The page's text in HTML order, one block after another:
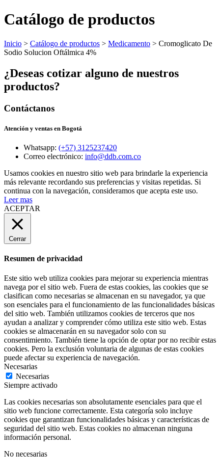
Catálogo de productos
Inicio > Catálogo de productos > Medicamento > Cromoglicato De
Sodio Solucion Oftálmica 4%
¿Deseas cotizar alguno de nuestros
productos?
Contáctanos
Atención y ventas en Bogotá
Whatsapp: (+57) 3125237420
Correo electrónico: info@ddb.com.co
Usamos cookies en nuestro sitio web para brindarle la experiencia
más relevante recordando sus preferencias y visitas repetidas. Si
continua con la navegación, consideramos que acepta este uso.
Leer mas
ACEPTAR
Cerrar
Resumen de privacidad
Este sitio web utiliza cookies para mejorar su experiencia mientras
navega por el sitio web. Fuera de estas cookies, las cookies que se
clasifican como necesarias se almacenan en su navegador, ya que
son esenciales para el funcionamiento de las funcionalidades básicas
del sitio web. También utilizamos cookies de terceros que nos
ayudan a analizar y comprender cómo utiliza este sitio web. Estas
cookies se almacenarán en su navegador solo con su
consentimiento. También tiene la opción de optar por no recibir estas
cookies. Pero la exclusión voluntaria de algunas de estas cookies
puede afectar su experiencia de navegación.
Necesarias
Necesarias
Siempre activado
Las cookies necesarias son absolutamente esenciales para que el
sitio web funcione correctamente. Esta categoría solo incluye
cookies que garantizan funcionalidades básicas y características de
seguridad del sitio web. Estas cookies no almacenan ninguna
información personal.
No necesarias